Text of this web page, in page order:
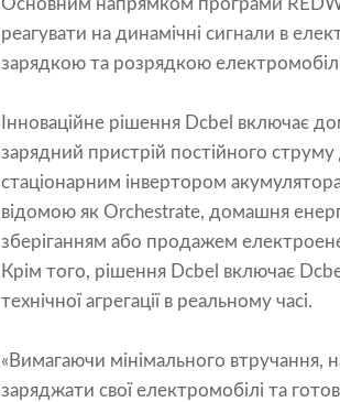
Основним напрямком програми
реагувати на динамічні сигнали в
зарядкою та розрядкою
Інноваційне рішення Dcbel включає
зарядний пристрій постійного
стаціонарним інвертором
відомою як Orchestrate, домашня
зберіганням або продажем
Крім того, рішення Dcbel включає
технічної агрегації в реальному часі.
«Вимагаючи мінімального втручання,
заряджати свої електромобілі та